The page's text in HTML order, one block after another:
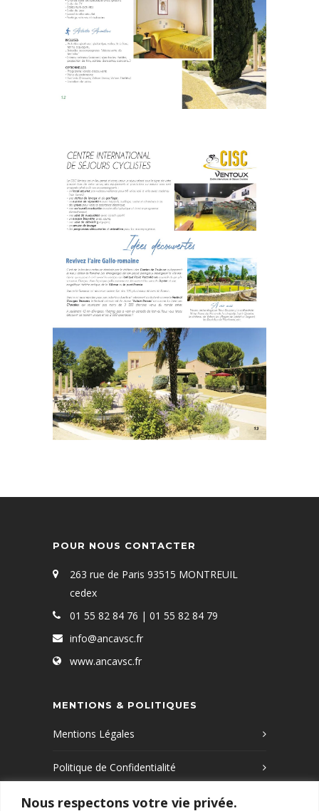
Nous respectons votre vie privée.
POUR NOUS CONTACTER
263 rue de Paris 93515 MONTREUIL
cedex
01 55 82 84 76 | 01 55 82 84 79
info@ancavsc.fr
www.ancavsc.fr
MENTIONS & POLITIQUES
Mentions Légales
Politique de Confidentialité
Politique de Cookies